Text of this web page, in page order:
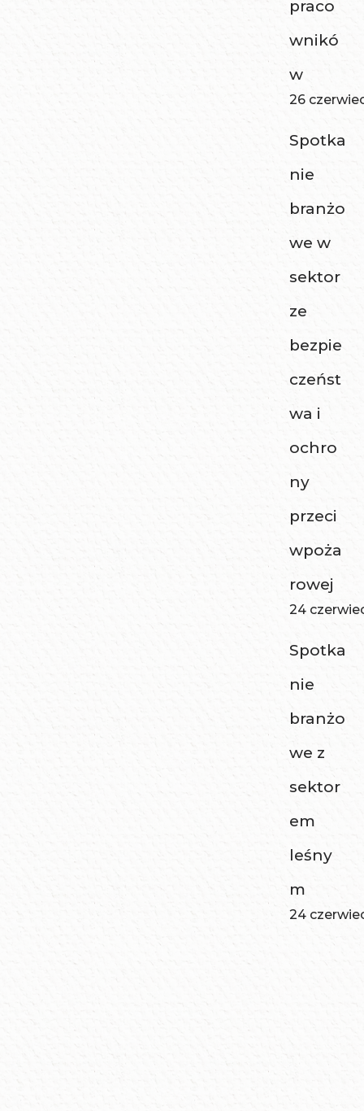
praco
wnikó
w
26
Spotka
nie
branżo
we w
sektor
ze
bezpie
czeńst
wa i
ochro
ny
przeci
wpoża
rowej
24
Spotka
nie
branżo
we z
sektor
em
leśny
m
24